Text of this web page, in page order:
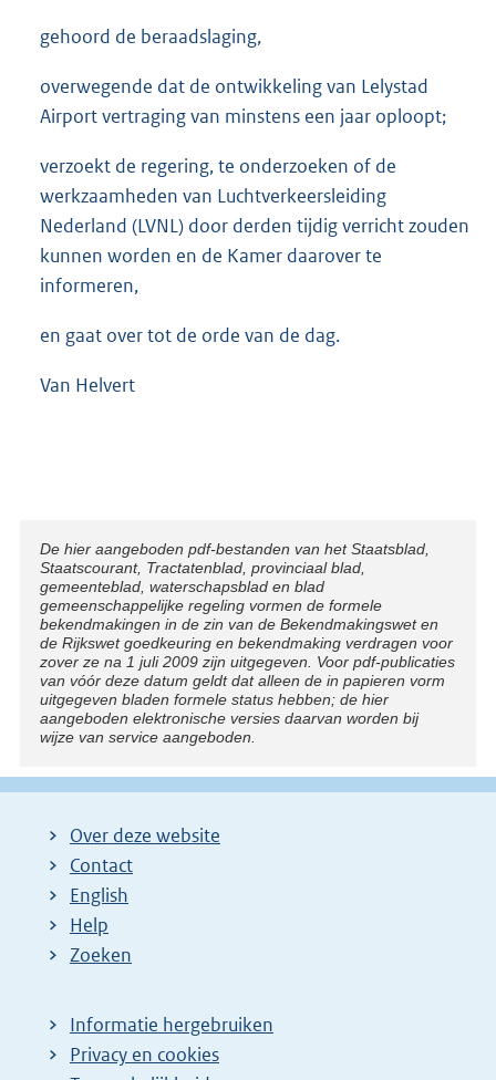
gehoord de beraadslaging,
overwegende dat de ontwikkeling van Lelystad
Airport vertraging van minstens een jaar oploopt;
verzoekt de regering, te onderzoeken of de
werkzaamheden van Luchtverkeersleiding
Nederland (LVNL) door derden tijdig verricht zouden
kunnen worden en de Kamer daarover te
informeren,
en gaat over tot de orde van de dag.
Van Helvert
Disclaimer
De hier aangeboden pdf-bestanden van het Staatsblad,
Staatscourant, Tractatenblad, provinciaal blad,
gemeenteblad, waterschapsblad en blad
gemeenschappelijke regeling vormen de formele
bekendmakingen in de zin van de Bekendmakingswet en
de Rijkswet goedkeuring en bekendmaking verdragen voor
zover ze na 1 juli 2009 zijn uitgegeven. Voor pdf-publicaties
van vóór deze datum geldt dat alleen de in papieren vorm
uitgegeven bladen formele status hebben; de hier
aangeboden elektronische versies daarvan worden bij
wijze van service aangeboden.
Over deze website
Contact
English
Help
Zoeken
Informatie hergebruiken
Privacy en cookies